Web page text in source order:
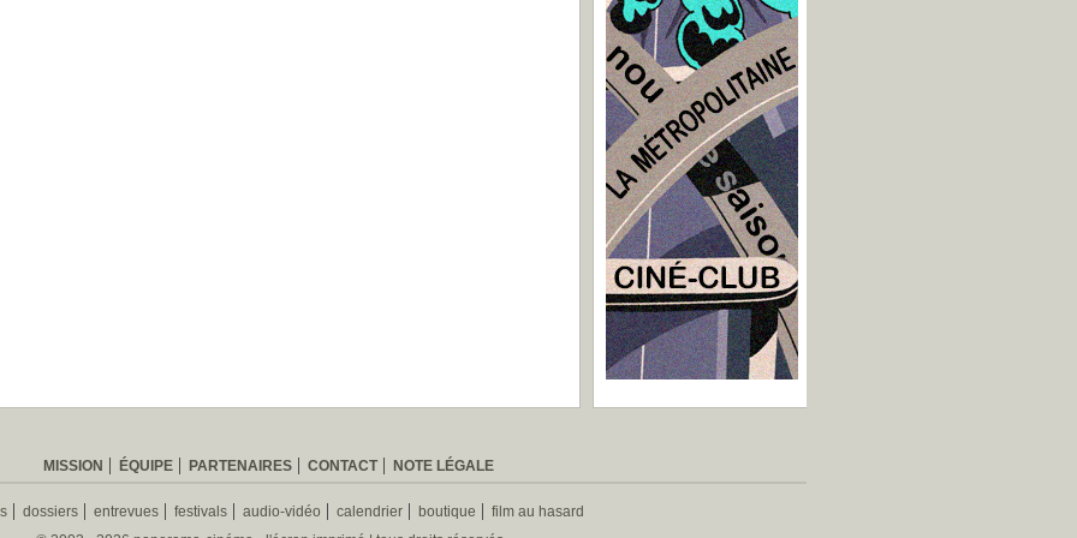
MISSION ÉQUIPE PARTENAIRES CONTACT NOTE LÉGALE
dossiers entrevues festivals audio-vidéo calendrier boutique
film au hasard